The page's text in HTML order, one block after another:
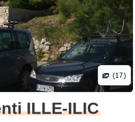
(17)
ILLE-ILIC